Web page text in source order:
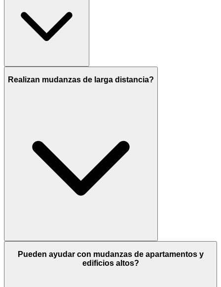
Realizan mudanzas de larga distancia?
Pueden ayudar con mudanzas de apartamentos y
edificios altos?